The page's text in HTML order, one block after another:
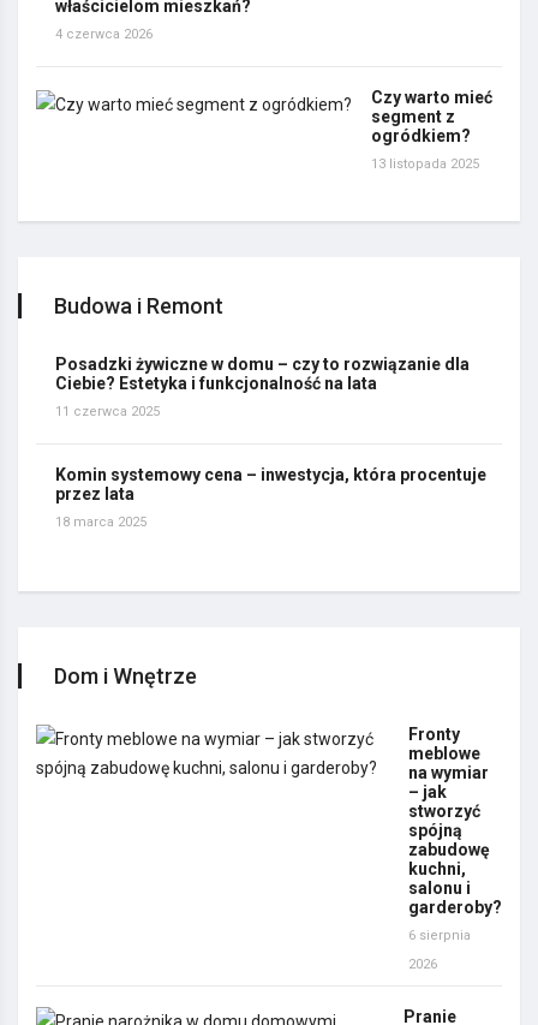
właścicielom mieszkań?
4 czerwca 2026
Czy warto mieć
segment z
ogródkiem?
13 listopada 2025
Budowa i Remont
Posadzki żywiczne w domu – czy to rozwiązanie dla
Ciebie? Estetyka i funkcjonalność na lata
11 czerwca 2025
Komin systemowy cena – inwestycja, która procentuje
przez lata
18 marca 2025
Dom i Wnętrze
Fronty
meblowe
na wymiar
– jak
stworzyć
spójną
zabudowę
kuchni,
salonu i
garderoby?
6 sierpnia
2026
Pranie